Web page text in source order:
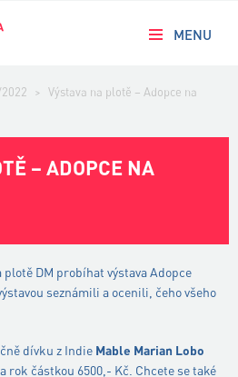
MENU
> Výstava na plotě – Adopce na
– ADOPCE NA
DM probíhat výstava Adopce
seznámili a ocenili, čeho všeho
dívku z Indie Mable Marian Lobo
rok částkou 6500,- Kč. Chcete se také